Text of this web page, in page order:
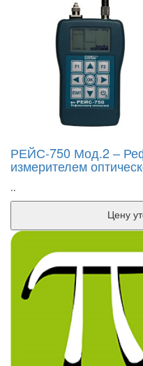
РЕЙС-750 Мод.2 –
измерителем
..